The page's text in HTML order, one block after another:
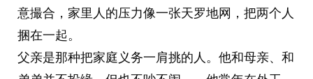
意撮合，家里人的压力像一张天罗地网，把两个人
捆在一起。
父亲是那种把家庭义务一肩挑的人。他和母亲、和